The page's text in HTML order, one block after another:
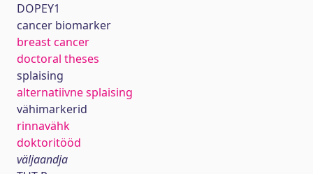
DOPEY1
cancer biomarker
breast cancer
doctoral theses
splaising
alternatiivne splaising
vähimarkerid
rinnavähk
doktoritööd
väljaandja